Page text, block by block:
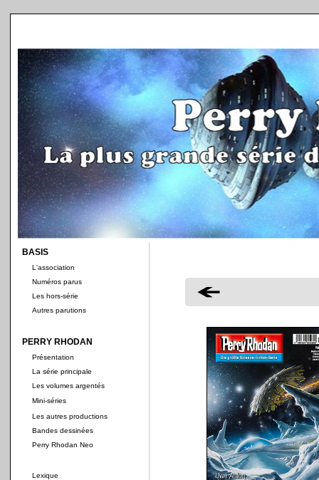
BASIS
L'association
Numéros parus
Les hors-série
Autres parutions
PERRY RHODAN
Présentation
La série principale
Les volumes argentés
Mini-séries
Les autres productions
Bandes dessinées
Perry Rhodan Neo
Lexique